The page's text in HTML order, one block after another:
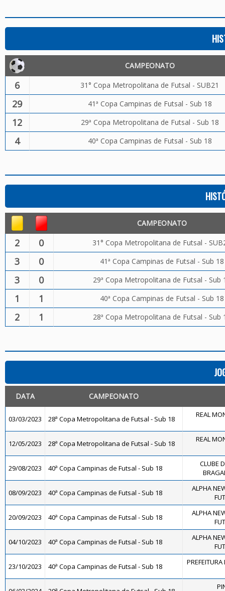
CAMPEONATO
6 31° Copa Metropolitana de Futsal - SUB21
29 41ª Copa Campinas de Futsal - Sub 18
12 29ª Copa Metropolitana de Futsal - Sub 18
4 40ª Copa Campinas de Futsal - Sub 18
CAMPEONATO
2 0 31° Copa Metropolitana de Futsal -
3 0 41ª Copa Campinas de Futsal - Sub 18
3 0 29ª Copa Metropolitana de Futsal - Sub
1 1 40ª Copa Campinas de Futsal - Sub 18
2 1 28ª Copa Metropolitana de Futsal - Sub
DATA CAMPEONATO
03/03/2023 28ª Copa Metropolitana de Futsal - Sub 18 REAL
12/05/2023 28ª Copa Metropolitana de Futsal - Sub 18 REAL
29/08/2023 40ª Copa Campinas de Futsal - Sub 18
CLUBE
08/09/2023 40ª Copa Campinas de Futsal - Sub 18
ALPHA
20/09/2023 40ª Copa Campinas de Futsal - Sub 18
ALPHA
04/10/2023 40ª Copa Campinas de Futsal - Sub 18
ALPHA
23/10/2023 40ª Copa Campinas de Futsal - Sub 18